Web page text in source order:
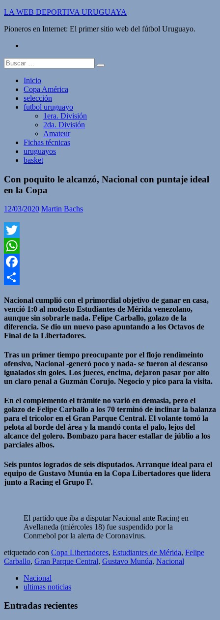
Saltar
contenido
LA WEB DEPORTIVA URUGUAYA
Pioneros en Internet: El primer sitio web del fútbol Uruguayo.
Buscar:
Inicio
Copa América
selección
futbol uruguayo
1era. División
2da. División
Amateur
Fichas técnicas
uruguayos
basket
Con poquito le alcanzó, Nacional con puntaje ideal
en la Copa
12/03/2020 Martin Bachs
Twitter
WhatsApp
Facebook
Nacional cumplió con el primordial objetivo de ganar en casa,
venció 1:0 al modesto Estudiantes de Mérida venezolano,
aunque sin sobrarle nada. Felipe Carballo, golazo de la
diferencia. Se dio un nuevo paso apuntando a los Octavos de
Final de la Libertadores.
Tras un primer tiempo preocupante por el flojo rendimeinto
ofensivo, Nacional -generó poco y nada- se fueron al descanso
igualados sin goles. Los jueces, encima, dejaron pasar por alto
un claro penal a Guzmán Corujo. Negocio y pico para la visita.
En el complemento el trámite no varió en demasia, pero el
golazo de Felipe Carballo a los 70 terminó de inclinar la balanza
para el tricolor en el Gran Parque Central. El volante tomó la
pelota al borde del área y la mandó conta el palo, lejos del
alcance del golero. Bombazo para hacer estallar de júblio a los
parciales albos.
Seis puntos logrados de seis disputados. Arranque ideal para el
equipo de Gustavo Munúa en la Copa Libertadores que lidera
junto a Racing el Grupo F.
El partido que iba a disputar Nacional ante Racing en
Avellaneda (miércoles 18) fue suspendido por la
Conmebol por la alerta de Coronavirus.
etiquetado con Copa Libertadores, Estudiantes de Mérida, Felipe
Carballo, Gran Parque Central, Gustavo Munúa, Nacional
Nacional
ultimas noticias
Entradas recientes